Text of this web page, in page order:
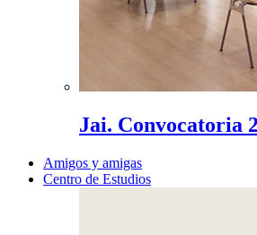
Jai. Convocatoria
Amigos y amigas
Centro de Estudios